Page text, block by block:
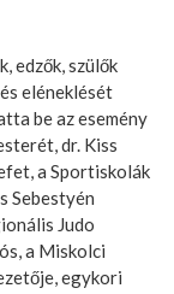
edzők, szülők
eléneklését
be az esemény
dr. Kiss
a Sportiskolák
Sebestyén
Judo
a Miskolci
egykori